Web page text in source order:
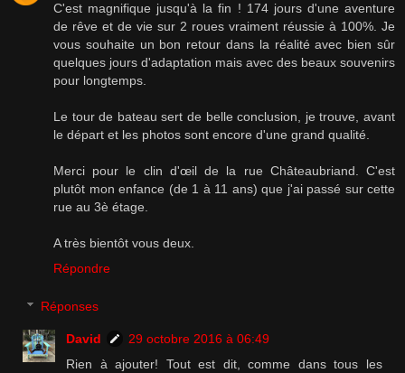
C'est magnifique jusqu'à la fin ! 174 jours d'une aventure
de rêve et de vie sur 2 roues vraiment réussie à 100%. Je
vous souhaite un bon retour dans la réalité avec bien sûr
quelques jours d'adaptation mais avec des beaux souvenirs
pour longtemps.
Le tour de bateau sert de belle conclusion, je trouve, avant
le départ et les photos sont encore d'une grand qualité.
Merci pour le clin d'œil de la rue Châteaubriand. C'est
plutôt mon enfance (de 1 à 11 ans) que j'ai passé sur cette
rue au 3è étage.
A très bientôt vous deux.
Répondre
Réponses
David
29 octobre 2016 à 06:49
Rien à ajouter! Tout est dit, comme dans tous les